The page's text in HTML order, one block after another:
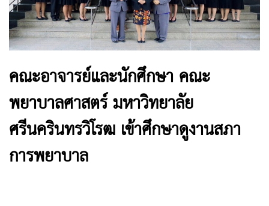
คณะอาจารย์และนักศึกษา คณะ
พยาบาลศาสตร์ มหาวิทยาลัย
ศรีนครินทรวิโรฒ เข้าศึกษาดูงานสภา
การพยาบาล